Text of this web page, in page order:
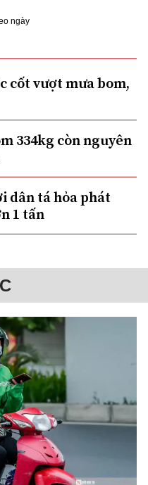
ngày
cốt vượt mưa bom,
334kg còn nguyên
dân tá hỏa phát
1 tấn